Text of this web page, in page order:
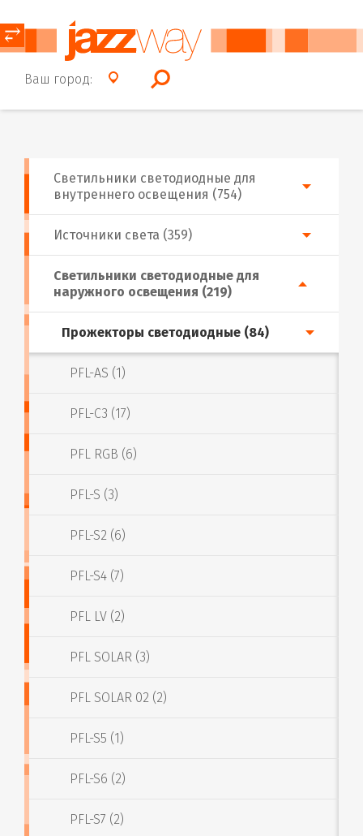
Ваш город:
⥂
Источники света (359)
Светильники светодиодные для
внутреннего освещения (754)
Светильники светодиодные для
наружного освещения (219)
Прожекторы светодиодные (84)
PFL-AS (1)
PFL-C3 (17)
PFL RGB (6)
PFL-S (3)
PFL-S2 (6)
PFL-S4 (7)
PFL LV (2)
PFL SOLAR (3)
PFL SOLAR 02 (2)
PFL-S5 (1)
PFL-S6 (2)
PFL-S7 (2)